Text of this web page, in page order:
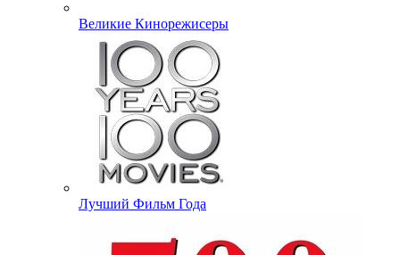
Великие Кинорежисеры
Лучший Фильм Года